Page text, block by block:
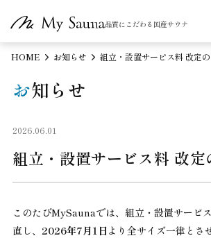
品質にこだわる国産サウナ
HOME お知らせ 組立・設置サービス料 改定
お知らせ
2026.06.01
組立・設置サービス料 改定
このたびMySaunaでは、組立・設置サービ
直し、 2026年7月1日 より全サイズ一律とさ